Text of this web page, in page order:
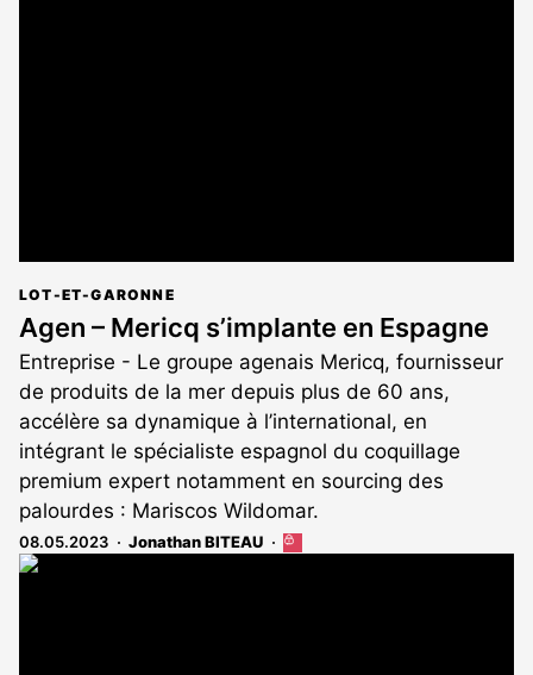
LOT-ET-GARONNE
Agen – Mericq s’implante en Espagne
Entreprise - Le groupe agenais Mericq, fournisseur
de produits de la mer depuis plus de 60 ans,
accélère sa dynamique à l’international, en
intégrant le spécialiste espagnol du coquillage
premium expert notamment en sourcing des
palourdes : Mariscos Wildomar.
08.05.2023 Jonathan BITEAU
Cet